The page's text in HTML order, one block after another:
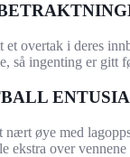
overtak i deres
så ingenting er
øye med
ekstra over